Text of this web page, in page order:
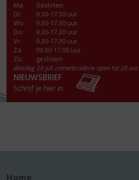
Ma:
Gesloten
Di:
9.30-17.30 uur
Wo:
9.30-17.30 uur
Do:
9.30-17.30 uur
Vr:
9.30-17.30 uur
Za:
09.30-17.00 uur
Zo:
gesloten
dinsdag 28 juli zomerbraderie open tot 20 uur
NIEUWSBRIEF
Schrijf je hier in
Home